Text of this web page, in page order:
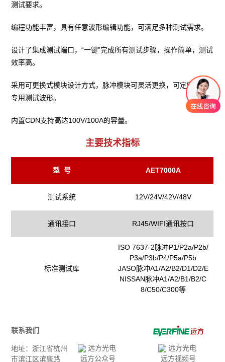
测试要求。
编程功能丰富，具有任意波形编辑功能，可满足多种测试需求。
设计了集成测试端口，“一键”完成所有测试步骤，操作简单，测试
效率高。
采用可更换式模块设计方式，脉冲模块可灵活更换，可定制各种
专用测试波形。
内置CDN支持高达100V/100A的容量。
主要技术指标
型 号 AET7000A
测试系统 12V/24V/42V/48V
通讯接口 RJ45/WIFI通讯按口
标准测试库
ISO 7637-2脉冲P1/P2a/P2b/
P3a/P3b/P4/P5a/P5b
JASO脉冲A1/A2/B2/D1/D2/E
NISSAN脉冲A1/A2/B1/B2/C
8/C50/C300等
联系我们
地址：浙江省杭州
市滨江区滨康路
远方公众号 远方视频号